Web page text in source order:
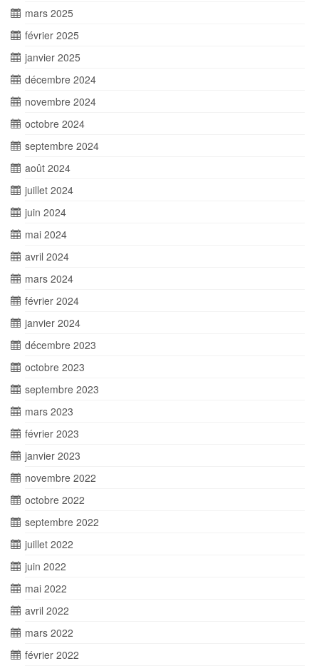
mars 2025
février 2025
janvier 2025
décembre 2024
novembre 2024
octobre 2024
septembre 2024
août 2024
juillet 2024
juin 2024
mai 2024
avril 2024
mars 2024
février 2024
janvier 2024
décembre 2023
octobre 2023
septembre 2023
mars 2023
février 2023
janvier 2023
novembre 2022
octobre 2022
septembre 2022
juillet 2022
juin 2022
mai 2022
avril 2022
mars 2022
février 2022